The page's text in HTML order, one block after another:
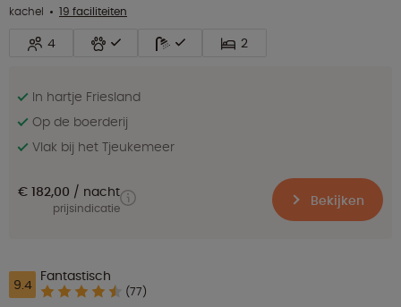
kachel 19 faciliteiten
4 2
In hartje Friesland
Op de boerderij
Vlak bij het Tjeukemeer
€ 182,00 nacht
prijsindicatie Bekijken
9.4 Fantastisch
(77)